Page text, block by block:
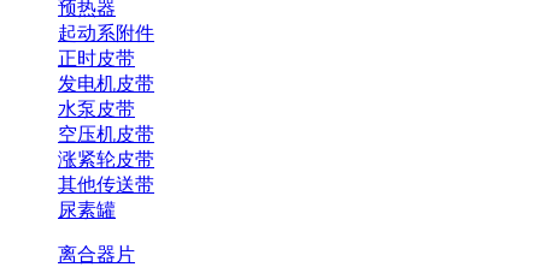
预热器
起动系附件
正时皮带
发电机皮带
水泵皮带
空压机皮带
涨紧轮皮带
其他传送带
尿素罐
离合器片